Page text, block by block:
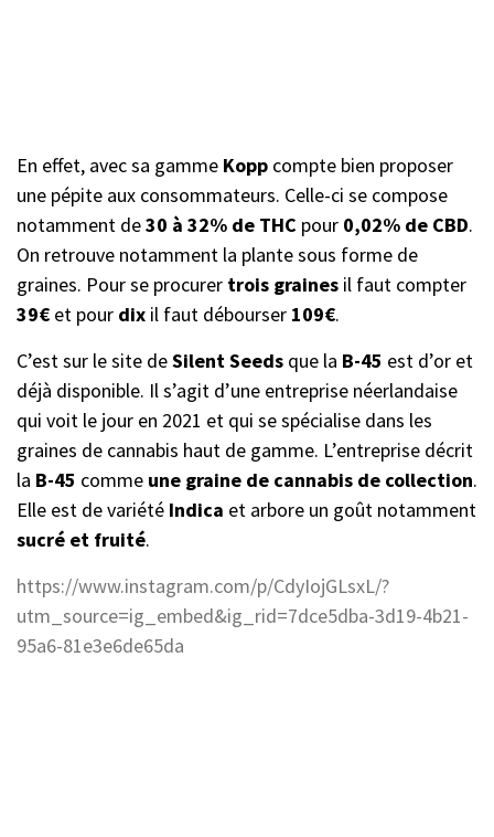
En effet, avec sa gamme Kopp compte bien proposer
une pépite aux consommateurs. Celle-ci se compose
notamment de30 à 32% de THC pour 0,02% de CBD.
On retrouve notamment la plante sous forme de
graines. Pour se procurer trois graines il faut compter
39€et pour dix il faut débourser 109€.
C’est sur le site deSilent Seeds que la B-45 est d’or et
déjà disponible. Il s’agit d’une entreprise néerlandaise
qui voit le jour en 2021 et qui se spécialise dans les
graines de cannabis haut de gamme. L’entreprise décrit
la B-45 comme une graine de cannabis de collection.
Elle est de variété Indica et arbore un goût notamment
sucré et fruité.
https://www.instagram.com/p/CdyIojGLsxL/?
utm_source=ig_embed&ig_rid=7dce5dba-3d19-4b21-
95a6-81e3e6de65da